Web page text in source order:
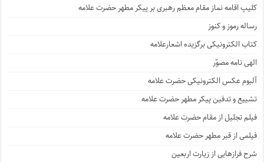
کلیپ اقامه نماز مقام معظم رهبری بر پیکر مطهر حضرت علامه
رساله رموز و کنوز
کتاب الکترونیکی برگزیده اشعارعلامه
الهی نامه مصوّر
آلبوم عکس الکترونیکی حضرت علامه
تشییع و تدفین پیکر مطهر حضرت علامه
فیلم تجلیل از مقام حضرت علامه
فیلمی از قبر مطهر حضرت علامه
شرح فرازهایی از زیارت اربعین